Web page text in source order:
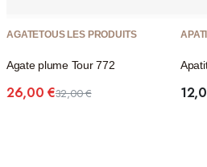
AGATETOUS LES PRODUITS
Agate plume Tour 772
32,00€
26,00€